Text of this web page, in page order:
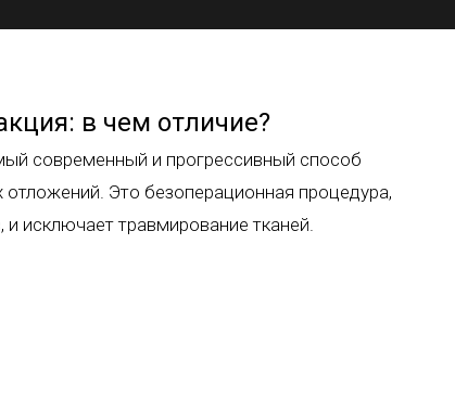
в чем отличие?
современный и прогрессивный способ
Это безоперационная процедура,
и исключает травмирование тканей.